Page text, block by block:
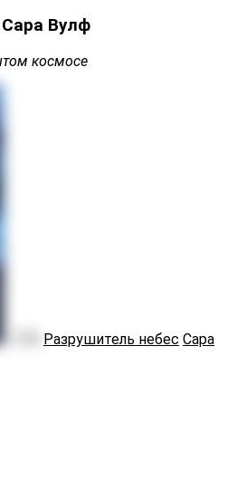
Сара Вулф
космосе
-17% Разрушитель небес Сара